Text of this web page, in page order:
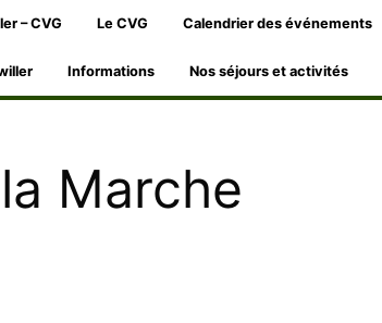
– CVG Le CVG Calendrier des événements
Informations Nos séjours et activités
Marche